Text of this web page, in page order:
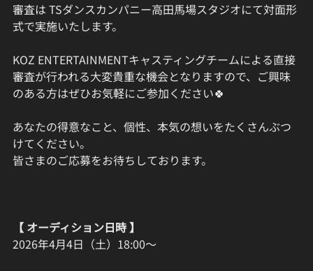
審査は TSダンスカンパニー高田馬場スタジオにて対面形
式で実施いたします。
KOZ ENTERTAINMENTキャスティングチームによる直接
審査が行われる大変貴重な機会となりますので、ご興味
のある方はぜひお気軽にご参加ください🍀
あなたの得意なこと、個性、本気の想いをたくさんぶつ
けてください。
皆さまのご応募をお待ちしております。
【 オーディション日時 】
2026年4月4日（土）18:00〜